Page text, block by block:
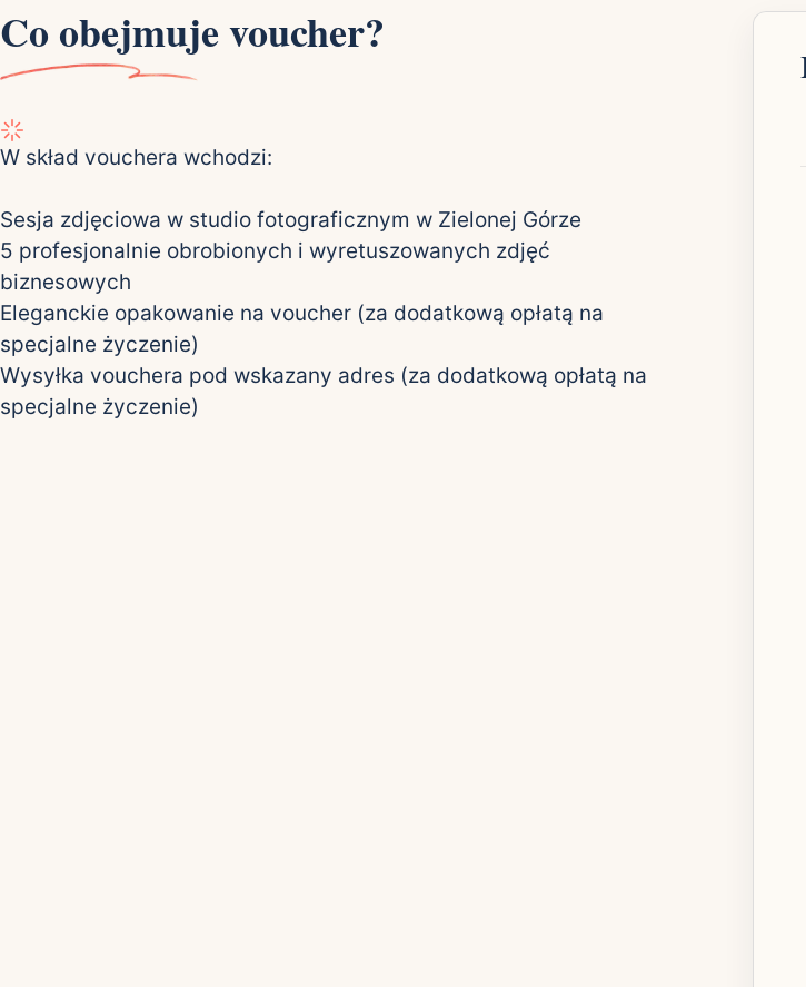
Co obejmuje voucher?
W skład vouchera wchodzi:
Sesja zdjęciowa w studio fotograficznym w Zielonej Górze
5 profesjonalnie obrobionych i wyretuszowanych zdjęć
biznesowych
Eleganckie opakowanie na voucher (za dodatkową opłatą na
specjalne życzenie)
Wysyłka vouchera pod wskazany adres (za dodatkową opłatą na
specjalne życzenie)